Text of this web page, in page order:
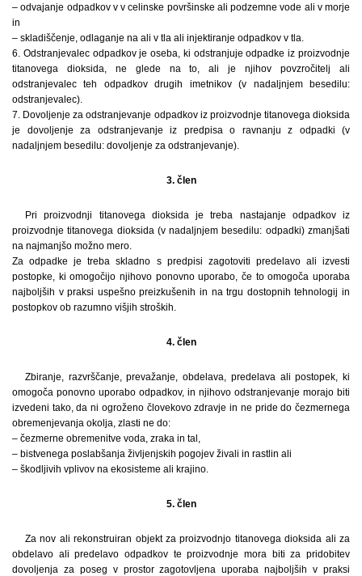
– odvajanje odpadkov v v celinske površinske ali podzemne vode ali v morje
in
– skladiščenje, odlaganje na ali v tla ali injektiranje odpadkov v tla.
6. Odstranjevalec odpadkov je oseba, ki odstranjuje odpadke iz proizvodnje
titanovega dioksida, ne glede na to, ali je njihov povzročitelj ali
odstranjevalec teh odpadkov drugih imetnikov (v nadaljnjem besedilu:
odstranjevalec).
7. Dovoljenje za odstranjevanje odpadkov iz proizvodnje titanovega dioksida
je dovoljenje za odstranjevanje iz predpisa o ravnanju z odpadki (v
nadaljnjem besedilu: dovoljenje za odstranjevanje).
3. člen
Pri proizvodnji titanovega dioksida je treba nastajanje odpadkov iz
proizvodnje titanovega dioksida (v nadaljnjem besedilu: odpadki) zmanjšati
na najmanjšo možno mero.
Za odpadke je treba skladno s predpisi zagotoviti predelavo ali izvesti
postopke, ki omogočijo njihovo ponovno uporabo, če to omogoča uporaba
najboljših v praksi uspešno preizkušenih in na trgu dostopnih tehnologij in
postopkov ob razumno višjih stroških.
4. člen
Zbiranje, razvrščanje, prevažanje, obdelava, predelava ali postopek, ki
omogoča ponovno uporabo odpadkov, in njihovo odstranjevanje morajo biti
izvedeni tako, da ni ogroženo človekovo zdravje in ne pride do čezmernega
obremenjevanja okolja, zlasti ne do:
– čezmerne obremenitve voda, zraka in tal,
– bistvenega poslabšanja življenjskih pogojev živali in rastlin ali
– škodljivih vplivov na ekosisteme ali krajino.
5. člen
Za nov ali rekonstruiran objekt za proizvodnjo titanovega dioksida ali za
obdelavo ali predelavo odpadkov te proizvodnje mora biti za pridobitev
dovoljenja za poseg v prostor zagotovljena uporaba najboljših v praksi